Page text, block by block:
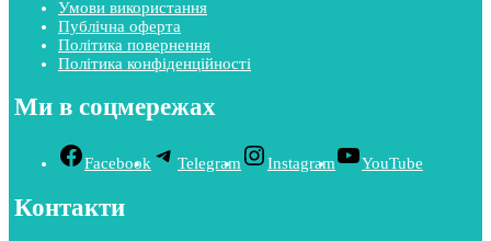
Умови використання
Публічна оферта
Політика повернення
Політика конфіденційності
Ми в соцмережах
Facebook Telegram Instagram YouTube
Контакти